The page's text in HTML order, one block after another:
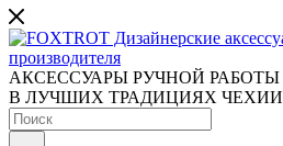
АКСЕССУАРЫ РУЧНОЙ РАБОТЫ
В ЛУЧШИХ ТРАДИЦИЯХ ЧЕХИИ